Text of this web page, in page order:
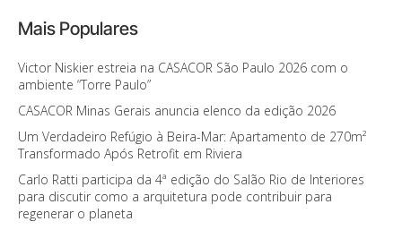
Mais Populares
Victor Niskier estreia na CASACOR São Paulo 2026 com o
ambiente “Torre Paulo”
CASACOR Minas Gerais anuncia elenco da edição 2026
Um Verdadeiro Refúgio à Beira-Mar: Apartamento de 270m²
Transformado Após Retrofit em Riviera
Carlo Ratti participa da 4ª edição do Salão Rio de Interiores
para discutir como a arquitetura pode contribuir para
regenerar o planeta